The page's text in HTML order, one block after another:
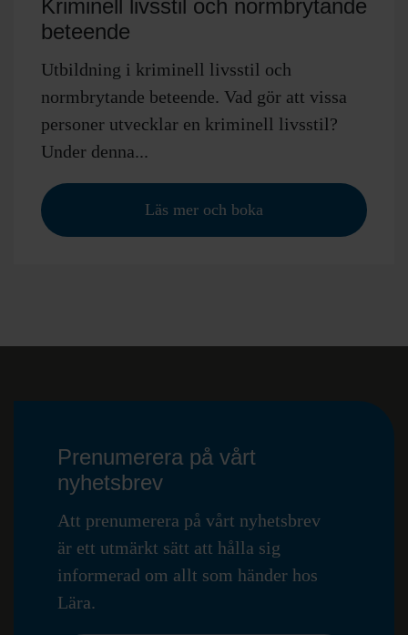
Kriminell livsstil och normbrytande
beteende
Utbildning i kriminell livsstil och
normbrytande beteende. Vad gör att vissa
personer utvecklar en kriminell livsstil?
Under denna...
Läs mer och boka
Prenumerera på vårt
nyhetsbrev
Att prenumerera på vårt nyhetsbrev
är ett utmärkt sätt att hålla sig
informerad om allt som händer hos
Lära.